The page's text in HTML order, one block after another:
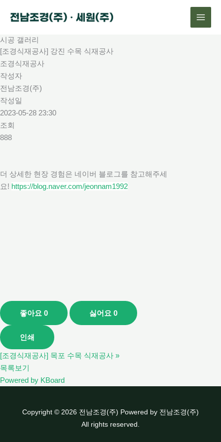
로
건
너
뛰
기
시공 갤러리
[조경식재공사] 강진 수목 식재공사
조경식재공사
작성자
전남조경(주)
작성일
2023-05-28 23:30
조회
888
더 상세한 현장 경험은 네이버 블로그를 참고해주세
요! https://blog.naver.com/jeonnam1992
좋아요 0 싫어요 0
인쇄
[조경식재공사] 목포 수목 식재공사 »
목록보기
Powered by KBoard
Copyright © 2026 전남조경(주) Powered by 전남조경(주)
All rights reserved.